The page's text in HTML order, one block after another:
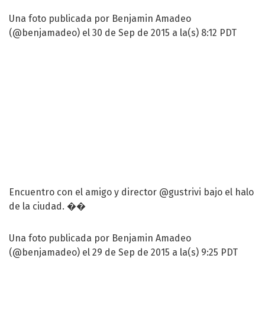
Una foto publicada por Benjamin Amadeo
(@benjamadeo) el 30 de Sep de 2015 a la(s) 8:12 PDT
Encuentro con el amigo y director @gustrivi bajo el halo
de la ciudad. ��
Una foto publicada por Benjamin Amadeo
(@benjamadeo) el 29 de Sep de 2015 a la(s) 9:25 PDT